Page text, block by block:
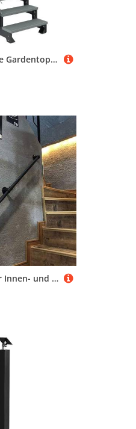
Dolle Außentreppe Gardentop Anthrazit 7 Stufen 100 cm Grau inkl. Geländer
Schmiedeeisen für Innen- und Außentreppen, 510 cm Länge – langlebiges, stilvolles Sicherheitsgeländer für Haus und Garten, einfach zu installieren